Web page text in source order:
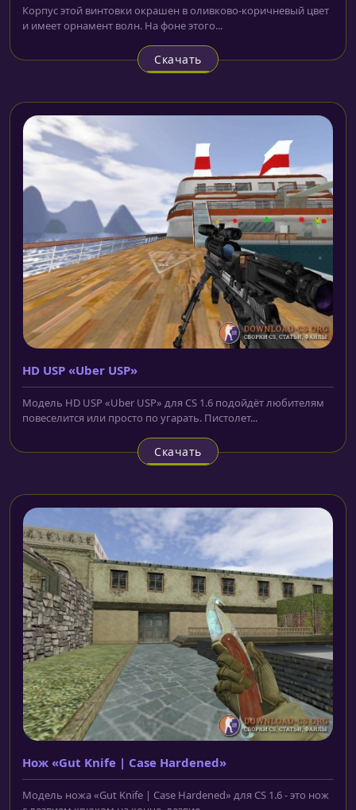
Корпус этой винтовки окрашен в оливково-коричневый цвет
и имеет орнамент волн. На фоне этого...
Скачать
HD USP «Uber USP»
Модель HD USP «Uber USP» для CS 1.6 подойдёт любителям
повеселится или просто по угарать. Пистолет...
Скачать
Нож «Gut Knife | Case Hardened»
Модель ножа «Gut Knife | Case Hardened» для CS 1.6 - это нож